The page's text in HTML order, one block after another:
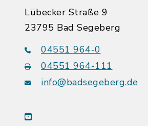
Lübecker Straße 9
23795 Bad Segeberg
04551 964-0
04551 964-111
info@badsegeberg.de
youtube